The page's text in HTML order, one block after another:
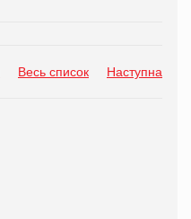
Весь список Наступна